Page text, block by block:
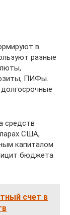
в
разные
ПИФы.
средств
США,
капиталом
бюджета
счет в